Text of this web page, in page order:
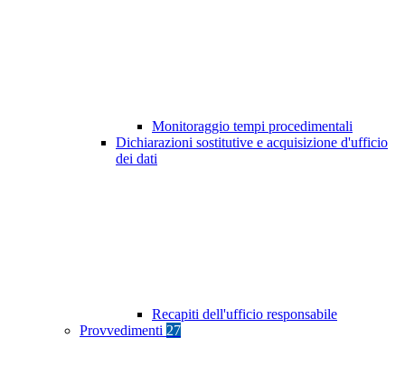
Monitoraggio tempi procedimentali
Dichiarazioni sostitutive e acquisizione d'ufficio
dei dati
Recapiti dell'ufficio responsabile
Provvedimenti 27